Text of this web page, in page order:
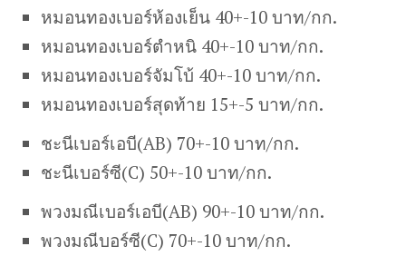
หมอนทองเบอร์ห้องเย็น 40+-10 บาท/กก.
หมอนทองเบอร์ตำหนิ 40+-10 บาท/กก.
หมอนทองเบอร์จัมโบ้ 40+-10 บาท/กก.
หมอนทองเบอร์สุดท้าย 15+-5 บาท/กก.
ชะนีเบอร์เอบี(AB) 70+-10 บาท/กก.
ชะนีเบอร์ซี(C) 50+-10 บาท/กก.
พวงมณีเบอร์เอบี(AB) 90+-10 บาท/กก.
พวงมณีบอร์ซี(C) 70+-10 บาท/กก.